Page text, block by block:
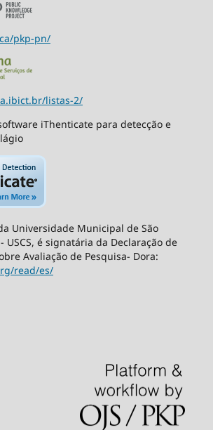
pkp-pn/
listas-2/
iThenticate para detecção e
Universidade Municipal de São
USCS, é signatária da Declaração de
Avaliação de Pesquisa- Dora:
read/es/